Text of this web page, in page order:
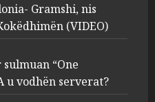
Persona të maskuar
“One Albania”,
u fsheh. A u vodhën
2025
Gramshi, nis
(VIDEO)
“One
u vodhën serverat?